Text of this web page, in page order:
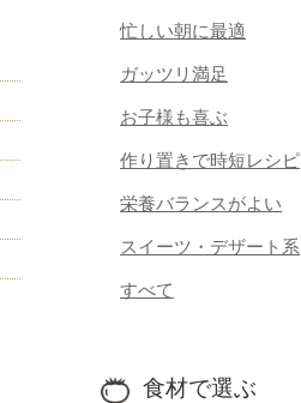
忙しい朝に最適
ガッツリ満足
お子様も喜ぶ
作り置きで時短レシピ
栄養バランスがよい
スイーツ・デザート系
すべて
食材で選ぶ